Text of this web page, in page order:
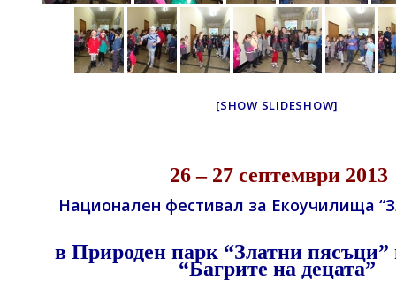
[SHOW SLIDESHOW]
26 – 27 септември 2013
Национален фестивал за Екоучилища
в Природен парк “Златни пясъци”
“Багрите на децата”